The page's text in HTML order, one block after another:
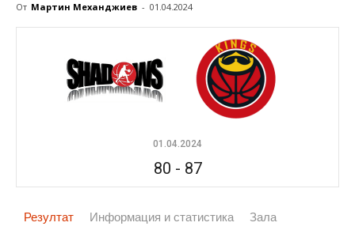
От Мартин Механджиев - 01.04.2024
01.04.2024
80 - 87
Резултат Информация и статистика Зала